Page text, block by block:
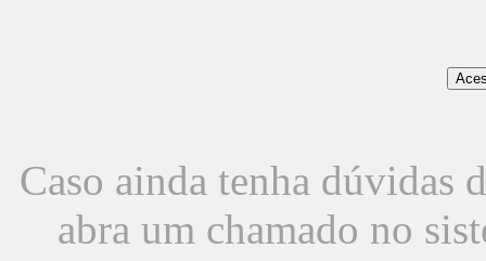
Caso ainda tenha dúvidas
abra um chamado no